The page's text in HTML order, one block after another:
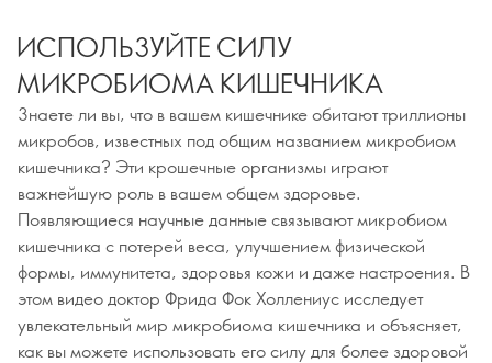
ИСПОЛЬЗУЙТЕ СИЛУ
МИКРОБИОМА КИШЕЧНИКА
Знаете ли вы, что в вашем кишечнике обитают триллионы
микробов, известных под общим названием микробиом
кишечника? Эти крошечные организмы играют
важнейшую роль в вашем общем здоровье.
Появляющиеся научные данные связывают микробиом
кишечника с потерей веса, улучшением физической
формы, иммунитета, здоровья кожи и даже настроения. В
этом видео доктор Фрида Фок Холлениус исследует
увлекательный мир микробиома кишечника и объясняет,
как вы можете использовать его силу для более здоровой